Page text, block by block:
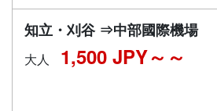
知立・刈谷 ⇒中部國際機場
大人 1,500 JPY～